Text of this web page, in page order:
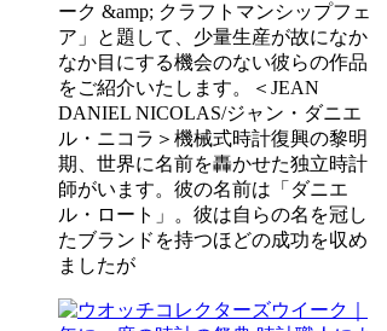
ーク &amp; クラフトマンシップフェ
ア」と題して、少量生産が故になか
なか目にする機会のない彼らの作品
をご紹介いたします。＜JEAN
DANIEL NICOLAS/ジャン・ダニエ
ル・ニコラ＞機械式時計復興の黎明
期、世界に名前を轟かせた独立時計
師がいます。彼の名前は「ダニエ
ル・ロート」。彼は自らの名を冠し
たブランドを持つほどの成功を収め
ましたが